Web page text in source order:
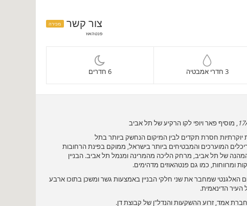
צור קשר מכירה
פנטהאוז
6 חדרים 3 חדרי אמבטיה
, מוסיף פאר ויופי לקו הרקיע של תל אביב
יוקרתיות חסרת תקדים לבין המיקום הנחשק ביותר בתל
המוערכים והמבטיחים ביותר בישראל, ממוקם בפינת הרחובות
והמהנה של תל אביב, מרחק הליכה מהמרינה ומנמל תל אביב. הבניין
האלגנטי שמחבר את שני חלקי הבניין באמצעות גשר ומשכן בתוכו ארבע
העיר הדינאמית.
חברת אמד, זרוע ההשקעות והנדל"ן של קבוצת דן.